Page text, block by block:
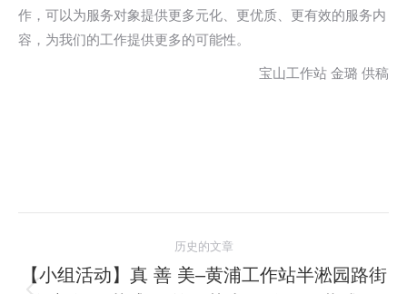
作，可以为服务对象提供更多元化、更优质、更有效的服务内
容，为我们的工作提供更多的可能性。
宝山工作站 金璐 供稿
章
历史的文章
【小组活动】真 善 美–黄浦工作站半淞园路街